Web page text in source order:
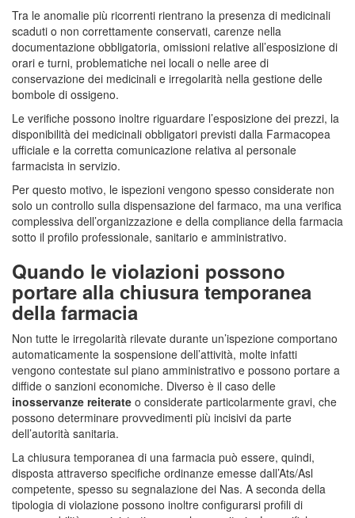
Tra le anomalie più ricorrenti rientrano la presenza di medicinali
scaduti o non correttamente conservati, carenze nella
documentazione obbligatoria, omissioni relative all’esposizione di
orari e turni, problematiche nei locali o nelle aree di
conservazione dei medicinali e irregolarità nella gestione delle
bombole di ossigeno.
Le verifiche possono inoltre riguardare l’esposizione dei prezzi, la
disponibilità dei medicinali obbligatori previsti dalla Farmacopea
ufficiale e la corretta comunicazione relativa al personale
farmacista in servizio.
Per questo motivo, le ispezioni vengono spesso considerate non
solo un controllo sulla dispensazione del farmaco, ma una verifica
complessiva dell’organizzazione e della compliance della farmacia
sotto il profilo professionale, sanitario e amministrativo.
Quando le violazioni possono
portare alla chiusura temporanea
della farmacia
Non tutte le irregolarità rilevate durante un’ispezione comportano
automaticamente la sospensione dell’attività, molte infatti
vengono contestate sul piano amministrativo e possono portare a
diffide o sanzioni economiche. Diverso è il caso delle
inosservanze reiterate o considerate particolarmente gravi, che
possono determinare provvedimenti più incisivi da parte
dell’autorità sanitaria.
La chiusura temporanea di una farmacia può essere, quindi,
disposta attraverso specifiche ordinanze emesse dall’Ats/Asl
competente, spesso su segnalazione dei Nas. A seconda della
tipologia di violazione possono inoltre configurarsi profili di